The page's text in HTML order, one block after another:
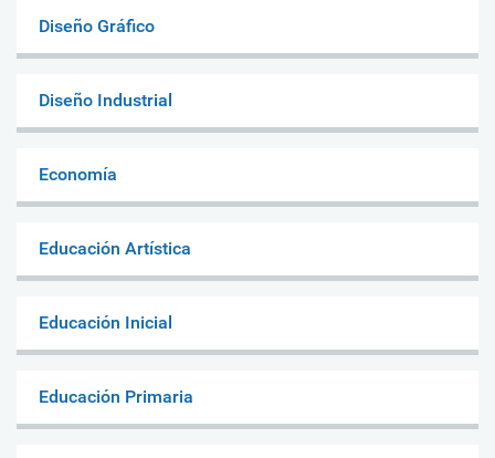
Diseño Gráfico
Diseño Industrial
Economía
Educación Artística
Educación Inicial
Educación Primaria